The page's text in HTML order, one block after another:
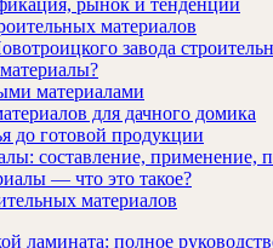
материалов
завода
материалами
для дачного домика
до готовой продукции
составление, применение,
— что это такое?
материалов
ламината: полное